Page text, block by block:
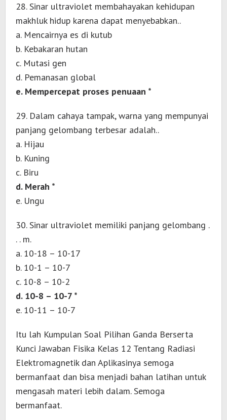
28. Sinar ultraviolet membahayakan kehidupan
makhluk hidup karena dapat menyebabkan..
a. Mencairnya es di kutub
b. Kebakaran hutan
c. Mutasi gen
d. Pemanasan global
e. Mempercepat proses penuaan *
29. Dalam cahaya tampak, warna yang mempunyai
panjang gelombang terbesar adalah..
a. Hijau
b. Kuning
c. Biru
d. Merah *
e. Ungu
30. Sinar ultraviolet memiliki panjang gelombang .
. . m.
a. 10-18 – 10-17
b. 10-1 – 10-7
c. 10-8 – 10-2
d. 10-8 – 10-7 *
e. 10-11 – 10-7
Itu lah Kumpulan Soal Pilihan Ganda Berserta
Kunci Jawaban Fisika Kelas 12 Tentang Radiasi
Elektromagnetik dan Aplikasinya semoga
bermanfaat dan bisa menjadi bahan latihan untuk
mengasah materi lebih dalam. Semoga
bermanfaat.